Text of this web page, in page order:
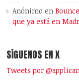
Anónimo en
que ya está en
SÍGUENOS EN X
Tweets por